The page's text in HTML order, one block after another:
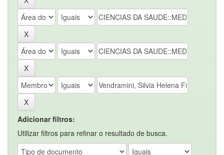
Adicionar filtros:
Utilizar filtros para refinar o resultado de busca.